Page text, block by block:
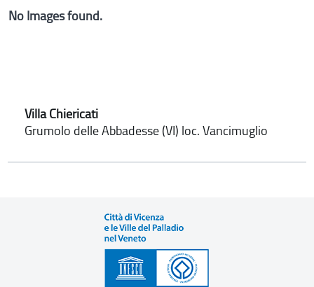
No Images found.
Villa Chiericati
Grumolo delle Abbadesse (VI) loc. Vancimuglio